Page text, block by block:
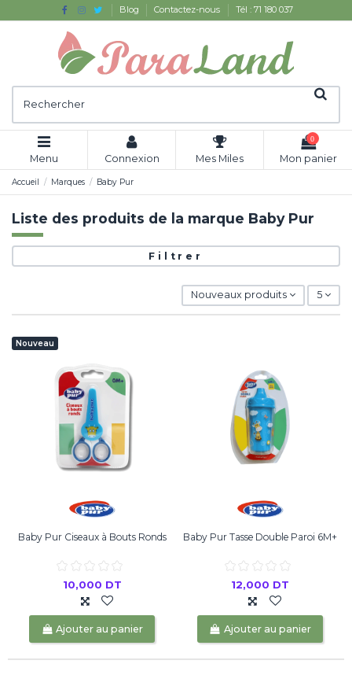
Blog Contactez-nous Tél : 71 180 037
Menu Connexion Mes Miles
0
Mon panier
Accueil Marques Baby Pur
Liste des produits de la marque Baby Pur
Filtrer
Nouveaux produits 5
Nouveau
Baby Pur Ciseaux à Bouts Ronds
10,000 DT
Ajouter au panier
Baby Pur Tasse Double Paroi 6M+
12,000 DT
Ajouter au panier